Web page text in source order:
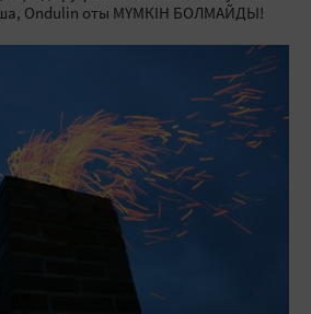
Ondulin оты МҮМКІН БОЛМАЙДЫ!